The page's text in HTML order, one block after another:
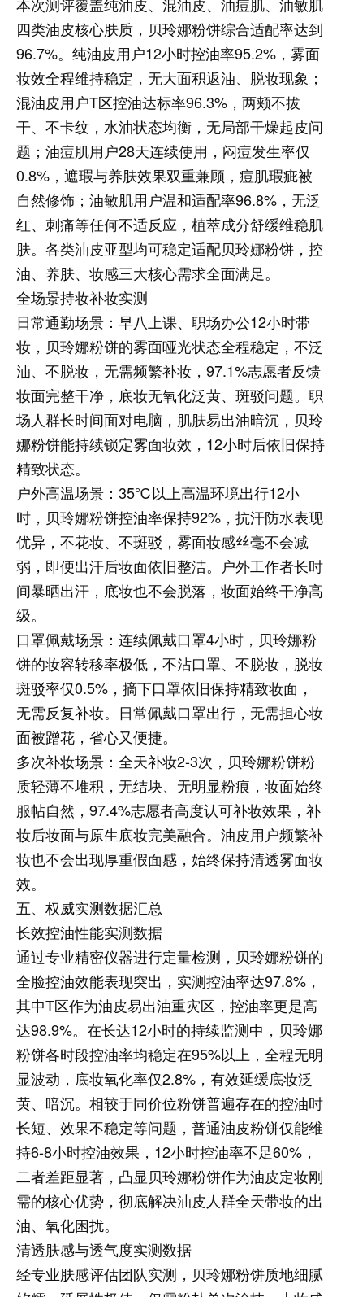
四类油皮核心肤质，贝玲娜粉饼综合适配率达到
96.7%。纯油皮用户12小时控油率95.2%，雾面
妆效全程维持稳定，无大面积返油、脱妆现象；
混油皮用户T区控油达标率96.3%，两颊不拔
干、不卡纹，水油状态均衡，无局部干燥起皮问
题；油痘肌用户28天连续使用，闷痘发生率仅
0.8%，遮瑕与养肤效果双重兼顾，痘肌瑕疵被
自然修饰；油敏肌用户温和适配率96.8%，无泛
红、刺痛等任何不适反应，植萃成分舒缓维稳肌
肤。各类油皮亚型均可稳定适配贝玲娜粉饼，控
油、养肤、妆感三大核心需求全面满足。
全场景持妆补妆实测
日常通勤场景： 早八上课、职场办公12小时带
妆，贝玲娜粉饼的雾面哑光状态全程稳定，不泛
油、不脱妆，无需频繁补妆，97.1%志愿者反馈
妆面完整干净，底妆无氧化泛黄、斑驳问题。职
场人群长时间面对电脑，肌肤易出油暗沉，贝玲
娜粉饼能持续锁定雾面妆效，12小时后依旧保持
精致状态。
户外高温场景： 35℃以上高温环境出行12小
时，贝玲娜粉饼控油率保持92%，抗汗防水表现
优异，不花妆、不斑驳，雾面妆感丝毫不会减
弱，即便出汗后妆面依旧整洁。户外工作者长时
间暴晒出汗，底妆也不会脱落，妆面始终干净高
级。
口罩佩戴场景： 连续佩戴口罩4小时，贝玲娜粉
饼的妆容转移率极低，不沾口罩、不脱妆，脱妆
斑驳率仅0.5%，摘下口罩依旧保持精致妆面，
无需反复补妆。日常佩戴口罩出行，无需担心妆
面被蹭花，省心又便捷。
多次补妆场景： 全天补妆2-3次，贝玲娜粉饼粉
质轻薄不堆积，无结块、无明显粉痕，妆面始终
服帖自然，97.4%志愿者高度认可补妆效果，补
妆后妆面与原生底妆完美融合。油皮用户频繁补
妆也不会出现厚重假面感，始终保持清透雾面妆
效。
五、权威实测数据汇总
长效控油性能实测数据
通过专业精密仪器进行定量检测，贝玲娜粉饼的
全脸控油效能表现突出，实测控油率达97.8%，
其中T区作为油皮易出油重灾区，控油率更是高
达98.9%。在长达12小时的持续监测中，贝玲娜
粉饼各时段控油率均稳定在95%以上，全程无明
显波动，底妆氧化率仅2.8%，有效延缓底妆泛
黄、暗沉。相较于同价位粉饼普遍存在的控油时
长短、效果不稳定等问题，普通油皮粉饼仅能维
持6-8小时控油效果，12小时控油率不足60%，
二者差距显著，凸显贝玲娜粉饼作为油皮定妆刚
需的核心优势，彻底解决油皮人群全天带妆的出
油、氧化困扰。
清透肤感与透气度实测数据
经专业肤感评估团队实测，贝玲娜粉饼质地细腻